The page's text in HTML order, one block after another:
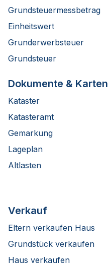
Grundsteuermessbetrag
Einheitswert
Grunderwerbsteuer
Grundsteuer
Dokumente & Karten
Kataster
Katasteramt
Gemarkung
Lageplan
Altlasten
Verkauf
Eltern verkaufen Haus
Grundstück verkaufen
Haus verkaufen